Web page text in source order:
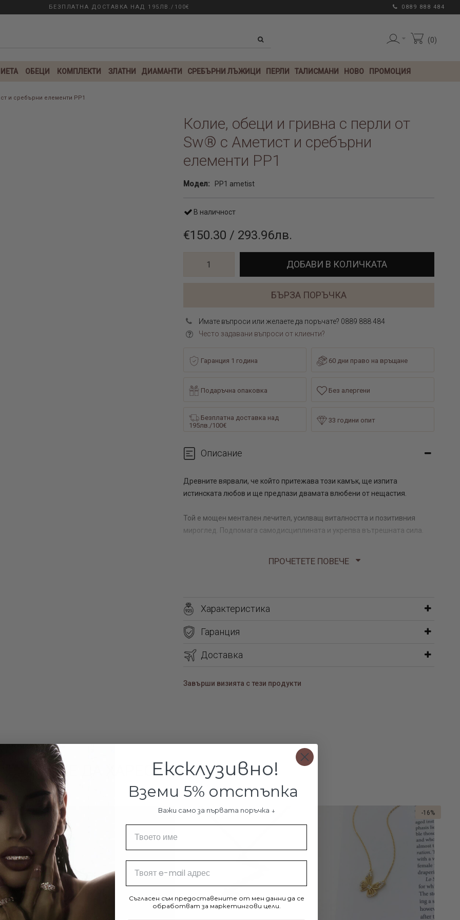
БЕЗПЛАТНА ДОСТАВКА НАД 195ЛВ./100€ 0889 888 484
0
ОБЕЦИ КОМПЛЕКТИ ЗЛАТНИ ДИАМАНТИ СРЕБЪРНИ ЛЪЖИЦИ ПЕРЛИ ТАЛИСМАНИ НОВО ПРОМОЦИЯ
и сребърни елементи PP1
Колие, обеци и гривна с перли от
Sw® с Аметист и сребърни
елементи PP1
Модел: PP1 ametist
В наличност
€150.30 / 293.96лв.
ДОБАВИ В КОЛИЧКАТА
БЪРЗА ПОРЪЧКА
Имате въпроси или желаете да поръчате? 0889 888 484
Често задавани въпроси от клиенти?
Гаранция 1 година 60 дни право на връщане
Подаръчна опаковка Без алергени
Безплатна доставка над
195лв./100€
33 години опит
Описание
Древните вярвали, че който притежава този камък, ще изпита
истинската любов и ще предпази двамата влюбени от нещастия.
Той е мощен ментален лечител, усилващ виталността и позитивния
мироглед. Подпомага самодисциплината и укрепва вътрешната сила.
идеалното решение за специални поводи - балове, юбилеи, сватби и
всякакви културни мероприятия.
алтернатива на естественото бисерно
мънисто
Компании като Sw® предлагат на дамите чрез нас, бижутерийните
компании, един прелестен заместител.
на прословутия неин кристал, който е в ядрото на всяко мънисто.
Кристалите имат покритие, което е доста сходно с истинския седеф
както по цвят, така и по блясък. Само специалист би могъл да различи
изкуствената перла на Сваровски от нейния естествен аналог.
Аметистът – акцентът в перления
ансамбъл
Перлените обеци, колиета и гривни са класика, носена от кралски особи и
ПРОЧЕТЕТЕ ПОВЕЧЕ
Характеристика
Гаранция
Доставка
Завърши визията с тези продукти
МОЖЕ ДА ХАРЕСАТЕ И:
-16%
Ексклузивно!
Вземи 5% отстъпка
Важи само за първата поръчка ↓
Съгласен съм предоставените от мен данни да се
обработват за маркетингови цели.